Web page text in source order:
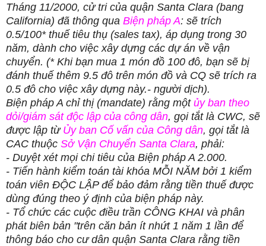
Tháng 11/2000, cử tri của quận Santa Clara (bang
California) đã thông qua Biện pháp A: sẽ trích
0.5/100* thuế tiêu thụ (sales tax), áp dụng trong 30
năm, dành cho việc xây dựng các dự án về vận
chuyển. (* Khi bạn mua 1 món đồ 100 đô, bạn sẽ bị
đánh thuế thêm 9.5 đô trên món đồ và CQ sẽ trích ra
0.5 đô cho việc xây dựng này.- người dịch).
Biện pháp A chỉ thị (mandate) rằng một ủy ban theo
dỏi/giám sát độc lập của công dân, gọi tắt là CWC, sẽ
được lập từ Ủy ban Cố vấn của Công dân, gọi tắt là
CAC thuộc Sở Vận Chuyển Santa Clara, phải:
- Duyệt xét mọi chi tiêu của Biện pháp A 2.000.
- Tiến hành kiểm toán tài khóa MỖI NĂM bởi 1 kiểm
toán viên ĐỘC LẬP để bảo đảm rằng tiền thuế được
dùng đúng theo ý định của biện pháp này.
- Tổ chức các cuộc điều trần CÔNG KHAI và phân
phát biên bản "trên căn bản ít nhứt 1 năm 1 lần để
thông báo cho cư dân quận Santa Clara rằng tiền